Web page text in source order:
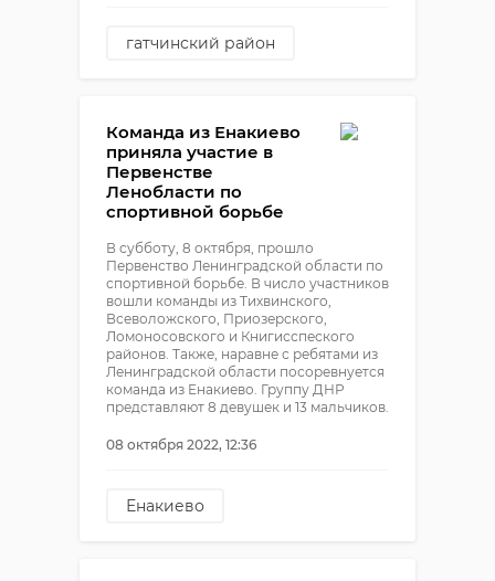
гатчинский район
Команда из Енакиево
приняла участие в
Первенстве
Ленобласти по
спортивной борьбе
В субботу, 8 октября, прошло
Первенство Ленинградской области по
спортивной борьбе. В число участников
вошли команды из Тихвинского,
Всеволожского, Приозерского,
Ломоносовского и Книгисспеского
районов. Также, наравне с ребятами из
Ленинградской области посоревнуется
команда из Енакиево. Группу ДНР
представляют 8 девушек и 13 мальчиков.
08 октября 2022, 12:36
Енакиево